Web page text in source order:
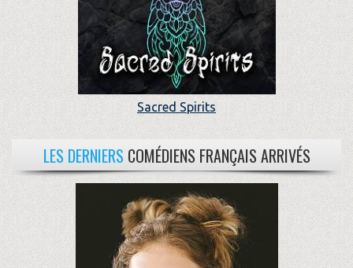
Sacred Spirits
LES DERNIERS COMÉDIENS FRANÇAIS ARRIVÉS